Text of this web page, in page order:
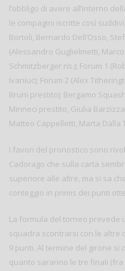
l’obbligo di avere all’interno
le compagini iscritte così
Bortoli, Bernardo Dell’Osso,
(Alessandro Guglielmetti,
Schmitzberger ris.); Forum 1
Ivaniuc); Forum 2 (Alex
Bruni prestito); Bergamo
Minneci prestito, Giulia
Matteo Cappelletti, Marta Dalla
I favori del pronostico sono
Cadorago che sulla carta
superiore alle altre, ma si sa
conteggio in primis dei punti
La formula del torneo prevede
squadra scontrarsi con le altre
9 punti. Al termine del girone
quanto saranno le tre finali